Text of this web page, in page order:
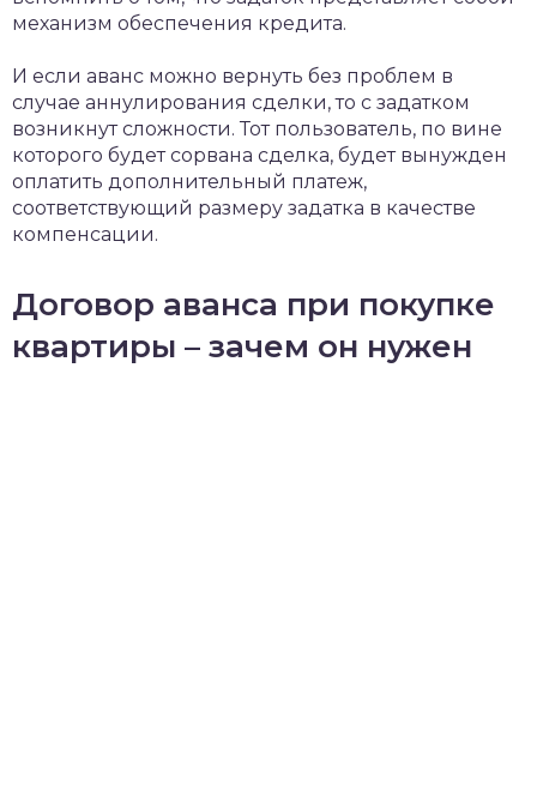
механизм обеспечения кредита.
И если аванс можно вернуть без проблем в
случае аннулирования сделки, то с задатком
возникнут сложности. Тот пользователь, по вине
которого будет сорвана сделка, будет вынужден
оплатить дополнительный платеж,
соответствующий размеру задатка в качестве
компенсации.
Договор аванса при покупке
квартиры – зачем он нужен